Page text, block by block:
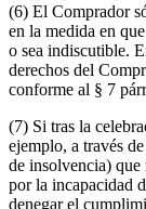
(6) El Comprador
en la medida en
o sea indiscutible.
derechos del
conforme al § 7
(7) Si tras la
ejemplo, a través
de insolvencia) que
por la incapacidad
denegar el